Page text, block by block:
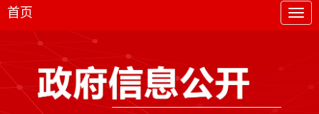
首页